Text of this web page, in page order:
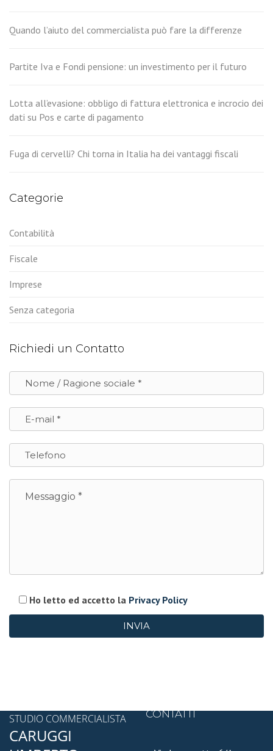
Quando l’aiuto del commercialista può fare la differenze
Partite Iva e Fondi pensione: un investimento per il futuro
Lotta all’evasione: obbligo di fattura elettronica e incrocio dei
dati su Pos e carte di pagamento
Fuga di cervelli? Chi torna in Italia ha dei vantaggi fiscali
Categorie
Contabilità
Fiscale
Imprese
Senza categoria
Richiedi un Contatto
Ho letto ed accetto la Privacy Policy
STUDIO COMMERCIALISTA
CARUGGI
CONTATTI